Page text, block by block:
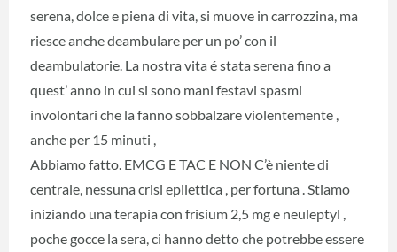
serena, dolce e piena di vita, si muove in carrozzina, ma
riesce anche deambulare per un po’ con il
deambulatorie. La nostra vita é stata serena fino a
quest’ anno in cui si sono mani festavi spasmi
involontari che la fanno sobbalzare violentemente ,
anche per 15 minuti ,
Abbiamo fatto. EMCG E TAC E NON C’è niente di
centrale, nessuna crisi epilettica , per fortuna . Stiamo
iniziando una terapia con frisium 2,5 mg e neuleptyl ,
poche gocce la sera, ci hanno detto che potrebbe essere